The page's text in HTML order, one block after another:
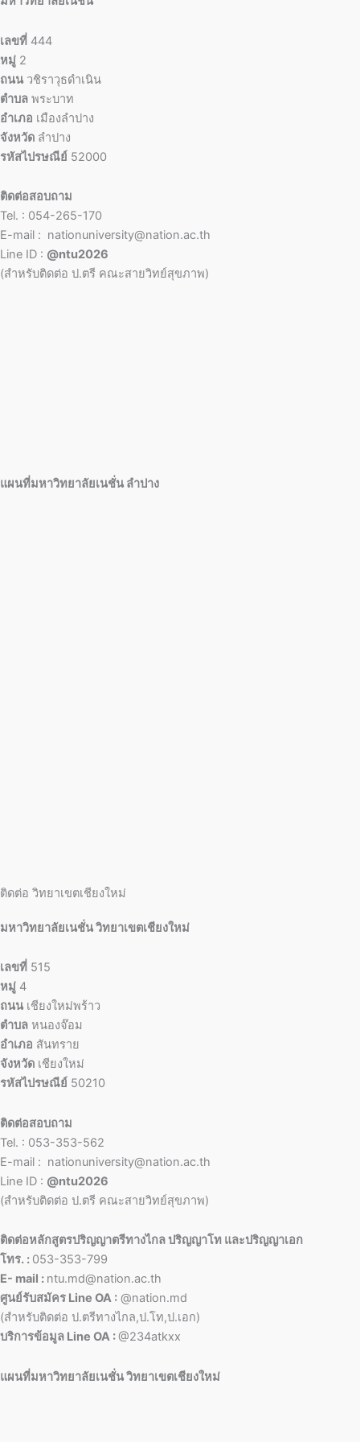
เลขที่ 444
หมู่ 2
ถนน วชิราวุธดำเนิน
ตำบล พระบาท
อำเภอ เมืองลำปาง
จังหวัด ลำปาง
รหัสไปรษณีย์ 52000
ติดต่อสอบถาม
Tel. : 054-265-170
E-mail : nationuniversity@nation.ac.th
Line ID : @ntu2026
(สำหรับติดต่อ ป.ตรี คณะสายวิทย์สุขภาพ)
แผนที่มหาวิทยาลัยเนชั่น ลำปาง
ติดต่อ วิทยาเขตเชียงใหม่
มหาวิทยาลัยเนชั่น วิทยาเขตเชียงใหม่
เลขที่ 515
หมู่ 4
ถนน เชียงใหม่พร้าว
ตำบล หนองจ๊อม
อำเภอ สันทราย
จังหวัด เชียงใหม่
รหัสไปรษณีย์ 50210
ติดต่อสอบถาม
Tel. : 053-353-562
E-mail : nationuniversity@nation.ac.th
Line ID : @ntu2026
(สำหรับติดต่อ ป.ตรี คณะสายวิทย์สุขภาพ)
ติดต่อหลักสูตรปริญญาตรีทางไกล ปริญญาโท และปริญญาเอก
โทร. : 053-353-799
E- mail : ntu.md@nation.ac.th
ศูนย์รับสมัคร Line OA : @nation.md
(สำหรับติดต่อ ป.ตรีทางไกล,ป.โท,ป.เอก)
บริการข้อมูล Line OA :@234atkxx
แผนที่มหาวิทยาลัยเนชั่น วิทยาเขตเชียงใหม่